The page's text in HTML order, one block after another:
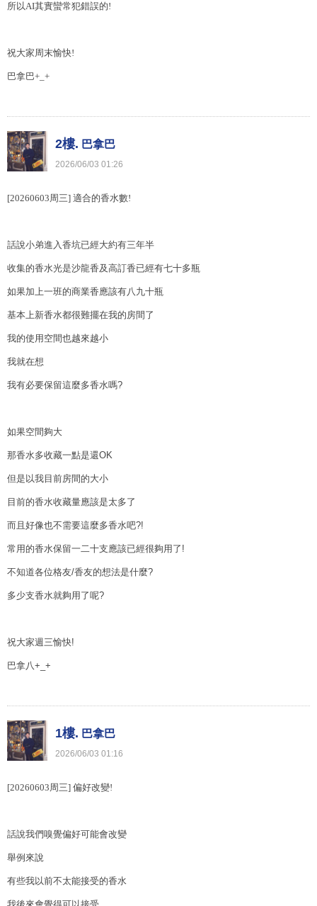
所以AI其實蠻常犯錯誤的!
祝大家周末愉快!
巴拿巴+_+
2樓. 巴拿巴
2026/06/03 01:26
[20260603周三] 適合的香水數!
話說小弟進入香坑已經大約有三年半
收集的香水光是沙龍香及高訂香已經有七十多瓶
如果加上一班的商業香應該有八九十瓶
基本上新香水都很難擺在我的房間了
我的使用空間也越來越小
我就在想
我有必要保留這麼多香水嗎?
如果空間夠大
那香水多收藏一點是還OK
但是以我目前房間的大小
目前的香水收藏量應該是太多了
而且好像也不需要這麼多香水吧?!
常用的香水保留一二十支應該已經很夠用了!
不知道各位格友/香友的想法是什麼?
多少支香水就夠用了呢?
祝大家週三愉快!
巴拿八+_+
1樓. 巴拿巴
2026/06/03 01:16
[20260603周三] 偏好改變!
話說我們嗅覺偏好可能會改變
舉例來說
有些我以前不太能接受的香水